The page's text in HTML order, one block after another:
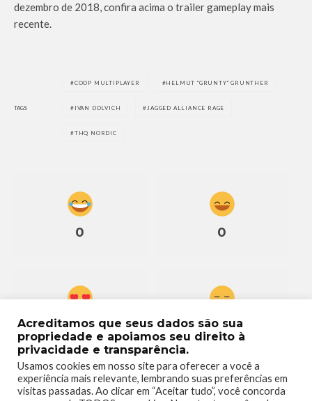
dezembro de 2018, confira acima o trailer gameplay mais
recente.
TAGS
COOP MULTIPLAYER HELMUT "GRUNTY" GRUNTHER
IVAN DOLVICH JAGGED ALLIANCE RAGE
THQ NORDIC
0 0
0 0
Acreditamos que seus dados são sua
propriedade e apoiamos seu direito à
privacidade e transparência.
Usamos cookies em nosso site para oferecer a você a
experiência mais relevante, lembrando suas preferências em
visitas passadas. Ao clicar em “Aceitar tudo”, você concorda